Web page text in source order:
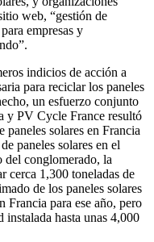
web, “gestión de
empresas y
indicios de acción a
para reciclar los paneles
un esfuerzo conjunto
y PV Cycle France resultó
solares en Francia
paneles solares en el
del conglomerado, la
cerca 1,300 toneladas de
de los paneles solares
Francia para ese año, pero
instalada hasta unas 4,000